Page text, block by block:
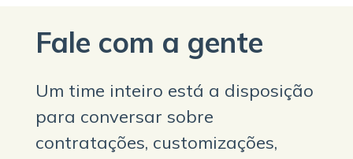
Fale com a gente
Um time inteiro está a disposição
para conversar sobre
contratações, customizações,